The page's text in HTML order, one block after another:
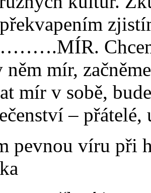
mír,
mír v sobě,
–
pevnou víru při